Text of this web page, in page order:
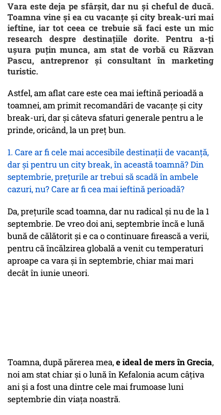
Vara este deja pe sfârșit, dar nu și cheful de ducă.
Toamna vine și ea cu vacanțe și city break-uri mai
ieftine, iar tot ceea ce trebuie să faci este un mic
research despre destinațiile dorite. Pentru a-ți
ușura puțin munca, am stat de vorbă cu Răzvan
Pascu, antreprenor și consultant în marketing
turistic.
Astfel, am aflat care este cea mai ieftină perioadă a
toamnei, am primit recomandări de vacanțe și city
break-uri, dar și câteva sfaturi generale pentru a le
prinde, oricând, la un preț bun.
1. Care ar fi cele mai accesibile destinaţii de vacanţă,
dar şi pentru un city break, în această toamnă? Din
septembrie, prețurile ar trebui să scadă în ambele
cazuri, nu? Care ar fi cea mai ieftină perioadă?
Da, preţurile scad toamna, dar nu radical şi nu de la 1
septembrie. De vreo doi ani, septembrie încă e lună
bună de călătorit şi e ca o continuare firească a verii,
pentru că încălzirea globală a venit cu temperaturi
aproape ca vara şi în septembrie, chiar mai mari
decât în iunie uneori.
Toamna, după părerea mea,e ideal de mers în Grecia,
noi am stat chiar şi o lună în Kefalonia acum câţiva
ani şi a fost una dintre cele mai frumoase luni
septembrie din viaţa noastră.